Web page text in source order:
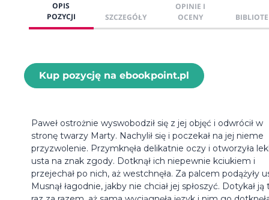
OPIS
POZYCJI
SZCZEGÓŁY
OPINIE I
OCENY
Kup pozycję na ebookpoint.pl
Paweł ostrożnie wyswobodził się z jej objęć i odwrócił w
stronę twarzy Marty. Nachylił się i poczekał na jej nieme
przyzwolenie. Przymknęła delikatnie oczy i otworzyła
usta na znak zgody. Dotknął ich niepewnie kciukiem i
przejechał po nich, aż westchnęła. Za palcem podążyły
Musnął łagodnie, jakby nie chciał jej spłoszyć. Dotykał ją